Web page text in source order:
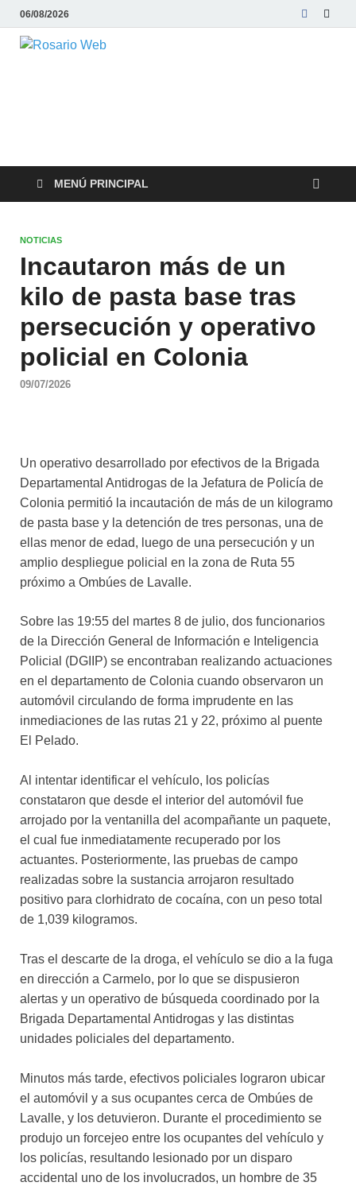
06/08/2026
MENÚ PRINCIPAL
NOTICIAS
Incautaron más de un
kilo de pasta base tras
persecución y operativo
policial en Colonia
09/07/2026
Un operativo desarrollado por efectivos de la Brigada
Departamental Antidrogas de la Jefatura de Policía de
Colonia permitió la incautación de más de un kilogramo
de pasta base y la detención de tres personas, una de
ellas menor de edad, luego de una persecución y un
amplio despliegue policial en la zona de Ruta 55
próximo a Ombúes de Lavalle.
Sobre las 19:55 del martes 8 de julio, dos funcionarios
de la Dirección General de Información e Inteligencia
Policial (DGIIP) se encontraban realizando actuaciones
en el departamento de Colonia cuando observaron un
automóvil circulando de forma imprudente en las
inmediaciones de las rutas 21 y 22, próximo al puente
El Pelado.
Al intentar identificar el vehículo, los policías
constataron que desde el interior del automóvil fue
arrojado por la ventanilla del acompañante un paquete,
el cual fue inmediatamente recuperado por los
actuantes. Posteriormente, las pruebas de campo
realizadas sobre la sustancia arrojaron resultado
positivo para clorhidrato de cocaína, con un peso total
de 1,039 kilogramos.
Tras el descarte de la droga, el vehículo se dio a la fuga
en dirección a Carmelo, por lo que se dispusieron
alertas y un operativo de búsqueda coordinado por la
Brigada Departamental Antidrogas y las distintas
unidades policiales del departamento.
Minutos más tarde, efectivos policiales lograron ubicar
el automóvil y a sus ocupantes cerca de Ombúes de
Lavalle, y los detuvieron. Durante el procedimiento se
produjo un forcejeo entre los ocupantes del vehículo y
los policías, resultando lesionado por un disparo
accidental uno de los involucrados, un hombre de 35